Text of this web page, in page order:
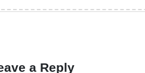
a Reply